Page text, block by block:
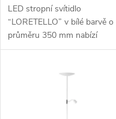
u
d
u
LED stropní svítidlo
“LORETELLO” v bílé barvě o
průměru 350 mm nabízí
moderní a jednoduché řešení